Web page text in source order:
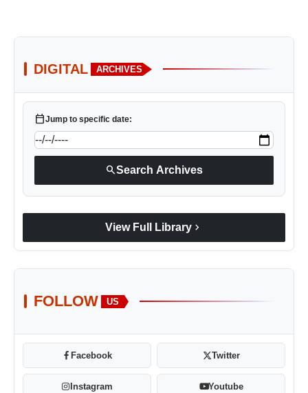
DIGITAL ARCHIVES
calendar_todayJump to specific date:
searchSearch Archives
View Full Library chevron_right
FOLLOW US
Facebook Twitter
Instagram Youtube